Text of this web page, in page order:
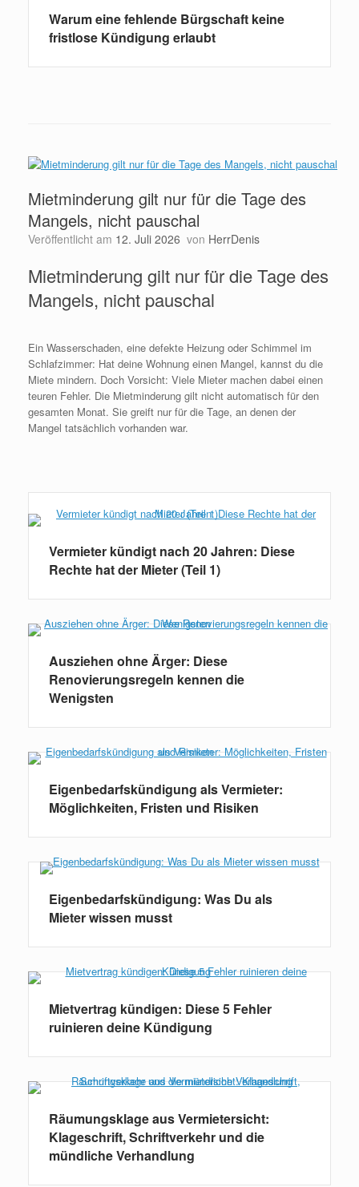
Warum eine fehlende Bürgschaft keine
fristlose Kündigung erlaubt
Mietminderung gilt nur für die Tage des
Mangels, nicht pauschal
Veröffentlicht am 12. Juli 2026 von HerrDenis
Mietminderung gilt nur für die Tage des
Mangels, nicht pauschal
Ein Wasserschaden, eine defekte Heizung oder Schimmel im
Schlafzimmer: Hat deine Wohnung einen Mangel, kannst du die
Miete mindern. Doch Vorsicht: Viele Mieter machen dabei einen
teuren Fehler. Die Mietminderung gilt nicht automatisch für den
gesamten Monat. Sie greift nur für die Tage, an denen der
Mangel tatsächlich vorhanden war.
Vermieter kündigt nach 20 Jahren: Diese
Rechte hat der Mieter (Teil 1)
Ausziehen ohne Ärger: Diese
Renovierungsregeln kennen die
Wenigsten
Eigenbedarfskündigung als Vermieter:
Möglichkeiten, Fristen und Risiken
Eigenbedarfskündigung: Was Du als
Mieter wissen musst
Mietvertrag kündigen: Diese 5 Fehler
ruinieren deine Kündigung
Räumungsklage aus Vermietersicht:
Klageschrift, Schriftverkehr und die
mündliche Verhandlung